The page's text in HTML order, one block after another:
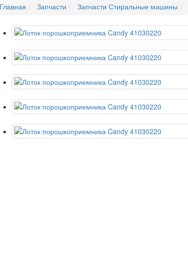
Главная Запчасти Запчасти Стиральные машины